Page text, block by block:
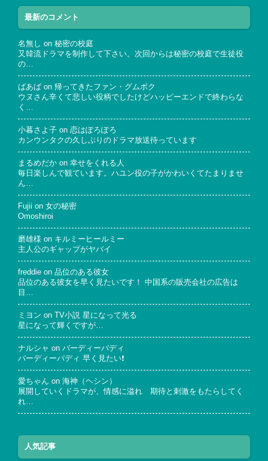
最新のコメント
名無し on 秘密の校庭
又韓流ドラマを制作して下さい。次回からは秘密の校庭で生徒役
の…
ばあば on 帰ってきたファン・グムボク
ウヌさん辛くて悲しい役柄でしたけどハッピーエンドで終わらな
く…
小暮さよ子 on 恋はぽろぽろ
カンウンタクの久しぶりのドラマ放送待っています
まるめだか on 幸せをくれる人
毎日楽しんで観ています。ハユン役の子がかわいくてたまりませ
ん…
Fujii on 女の秘密
Omoshiroi
磨雄様 on キルミーヒールミー
主人公のギャップがヤバイ
freddie on 品位のある彼女
品位のある彼女を早く見たいです！ 中国系の販売会社の広告は
目…
ミヨン on TV小説 星になって光る
星になって輝くですが…
ナルシャ on バーディーバディ
バーディーバディ 早く見たい❗
愛ちゃん on 海神（ヘシン）
展開していくドラマが、情感に溢れ 期待と刺激をもたらしてく
れ…
人気記事